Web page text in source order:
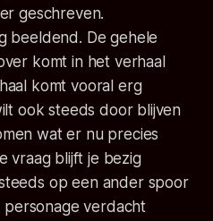
geschreven.
beeldend. De gehele
komt in het verhaal
komt vooral erg
ook steeds door blijven
wat er nu precies
vraag blijft je bezig
op een ander spoor
personage verdacht